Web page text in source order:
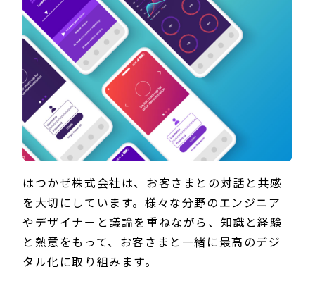
はつかぜ株式会社は、お客さまとの対話と共感
を大切にしています。様々な分野のエンジニア
やデザイナーと議論を重ねながら、知識と経験
と熱意をもって、お客さまと一緒に最高のデジ
タル化に取り組みます。